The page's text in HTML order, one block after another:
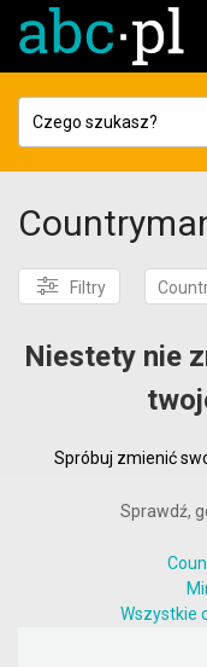
Filtry
Niestety nie
Spróbuj zmienić
Sprawdź,
Wszystkie